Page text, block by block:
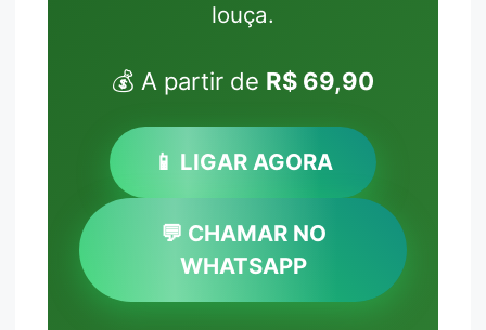
louça.
💰 A partir de R$ 69,90
📱 LIGAR AGORA
💬 CHAMAR NO
WHATSAPP